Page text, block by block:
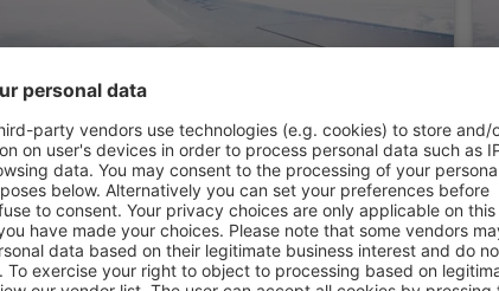
Fletcher Landhotel De Borken
Dwingeloo, 07 August 2026, 2 Nächte
ZUIDWOLDE